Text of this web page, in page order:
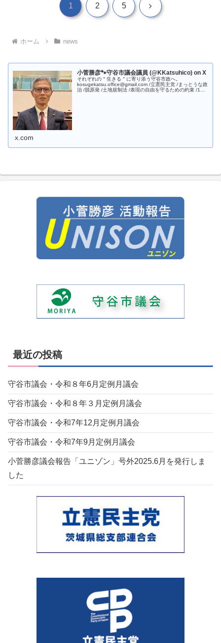
1 2 5 次
ホーム news
小菅勝彦🐾守谷市議会議員 (@KKatsuhico) on X
それぞれの＂生きる＂に寄り添う守谷市政へ。
kosugekatsu.office@gmail.com /立憲民主党 /まっとうな政
治 /脱原発 /土地規制法 /表現の自由を守るための約束 /1型
x.com
最近の投稿
守谷市議会・令和８年6月定例月議会
守谷市議会・令和８年３月定例月議会
守谷市議会・令和7年12月定例月議会
守谷市議会・令和7年9月定例月議会
小菅勝彦議会報告「ユニゾン」号外2025.6月を発行しま
した